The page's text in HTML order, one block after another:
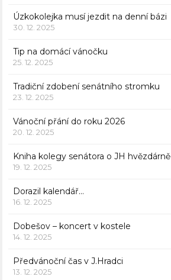
Úzkokolejka musí jezdit na denní bázi
30. 12. 2025
Tip na domácí vánočku
25. 12. 2025
Tradiční zdobení senátního stromku
23. 12. 2025
Vánoční přání do roku 2026
20. 12. 2025
Kniha kolegy senátora o JH hvězdárně
19. 12. 2025
Dorazil kalendář…
16. 12. 2025
Dobešov – koncert v kostele
14. 12. 2025
Předvánoční čas v J.Hradci
13. 12. 2025